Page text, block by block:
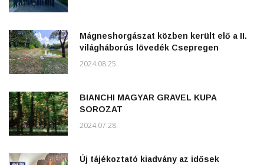
Mágneshorgászat közben került elő a II.
világháborús lövedék Csepregen
2024.08.25.
BIANCHI MAGYAR GRAVEL KUPA
SOROZAT
2024.07.28.
Új tájékoztató kiadvány az idősek